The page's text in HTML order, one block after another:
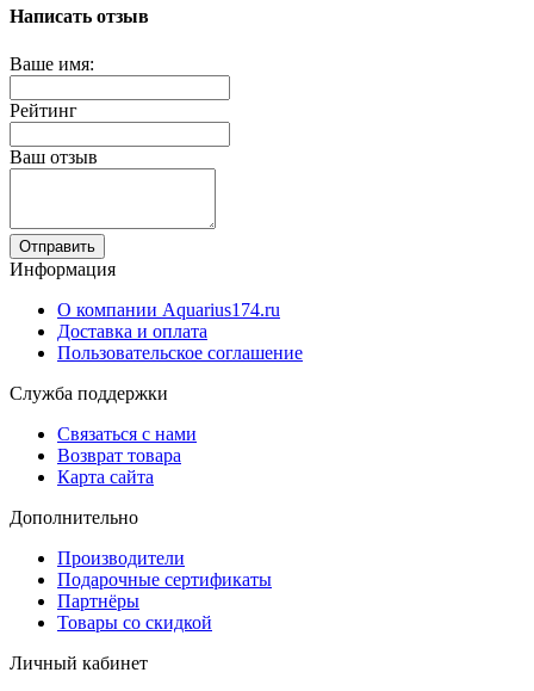
Написать отзыв
Ваше имя:
Рейтинг
Ваш отзыв
Отправить
Информация
О компании Aquarius174.ru
Доставка и оплата
Пользовательское соглашение
Служба поддержки
Связаться с нами
Возврат товара
Карта сайта
Дополнительно
Производители
Подарочные сертификаты
Партнёры
Товары со скидкой
Личный кабинет